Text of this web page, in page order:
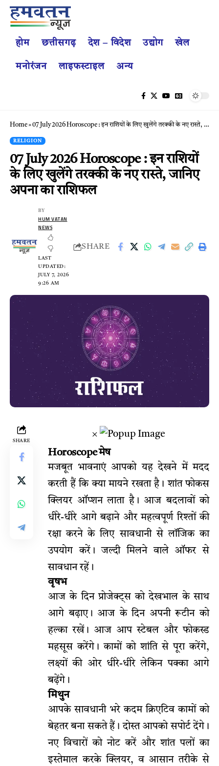
होम छत्तीसगढ़ देश – विदेश उद्योग खेल
मनोरंजन लाइफस्टाइल अन्य
Home»07 July 2026 Horoscope : इन राशियों के लिए खुलेंगे तरक्की के नए रास्ते, जानिए अपना का राशिफल
RELIGION
07 July 2026 Horoscope : इन राशियों
के लिए खुलेंगे तरक्की के नए रास्ते, जानिए
अपना का राशिफल
LAST
UPDATED:
JULY 7, 2026
9:26 AM
BY
HUM VATAN
NEWS
SHARE
SHARE
×
Horoscope मेष
मजबूत भावनाएं आपको यह देखने में मदद
करती हैं कि क्या मायने रखता है। शांत फोकस
क्लियर ऑप्शन लाता है। आज बदलावों को
धीरे-धीरे आगे बढ़ाने और महत्वपूर्ण रिश्तों की
रक्षा करने के लिए सावधानी से लॉजिक का
उपयोग करें। जल्दी मिलने वाले ऑफर से
सावधान रहें।
वृषभ
आज के दिन प्रोजेक्ट्स को देखभाल के साथ
आगे बढ़ाए। आज के दिन अपनी रूटीन को
हल्का रखें। आज आप स्टेबल और फोकस्ड
महसूस करेंगे। कामों को शांति से पूरा करेंगे,
लक्ष्यों की ओर धीरे-धीरे लेकिन पक्का आगे
बढ़ेंगे।
मिथुन
आपके सावधानी भरे कदम क्रिएटिव कामों को
बेहतर बना सकते हैं। दोस्त आपको सपोर्ट देंगे।
नए विचारों को नोट करें और शांत पलों का
इस्तेमाल करके क्लियर, व आसान तरीके से